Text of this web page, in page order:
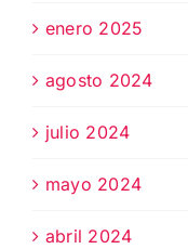
enero 2025
agosto 2024
julio 2024
mayo 2024
abril 2024